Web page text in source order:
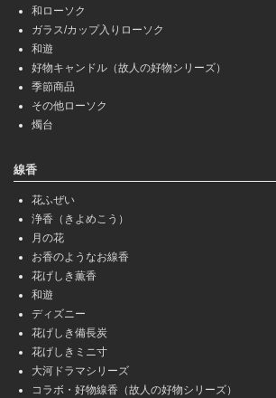
和ローソク
ガラス/カップ入りローソク
和遊
好物キャンドル（故人の好物シリーズ）
季節商品
その他ローソク
燭台
線香
花ふぜい
浄香（きよめこう）
月の花
お香のようなお線香
花げしき薫香
和遊
ディズニー
花げしき備長炭
花げしきミニ寸
大河ドラマシリーズ
コラボ・好物線香（故人の好物シリーズ）